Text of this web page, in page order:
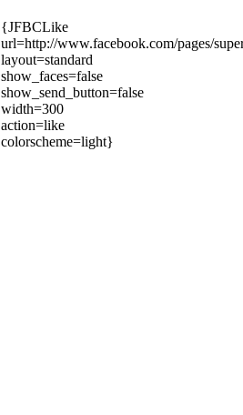
{JFBCLike
url=http://www.facebook.com/pages/
layout=standard
show_faces=false
show_send_button=false
width=300
action=like
colorscheme=light}